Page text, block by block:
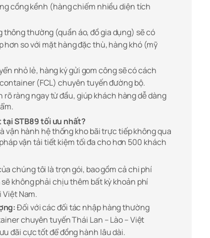
cồng kềnh (hàng chiếm nhiều diện tích
thông thường (quần áo, đồ gia dụng) sẽ có
so với mặt hàng đặc thù, hàng khó (mỹ
nhỏ lẻ, hàng ký gửi gom công sẽ có cách
(FCL) chuyên tuyến đường bộ.
ràng ngay từ đầu, giúp khách hàng dễ dàng
tại STB89 tối ưu nhất?
vận hành hệ thống kho bãi trực tiếp không qua
vận tải tiết kiệm tối đa cho hơn 500 khách
chúng tôi là trọn gói, bao gồm cả chi phí
không phải chịu thêm bất kỳ khoản phí
Nam.
Đối với các đối tác nhập hàng thường
chuyên tuyến Thái Lan – Lào – Việt
đãi cực tốt để đồng hành lâu dài.